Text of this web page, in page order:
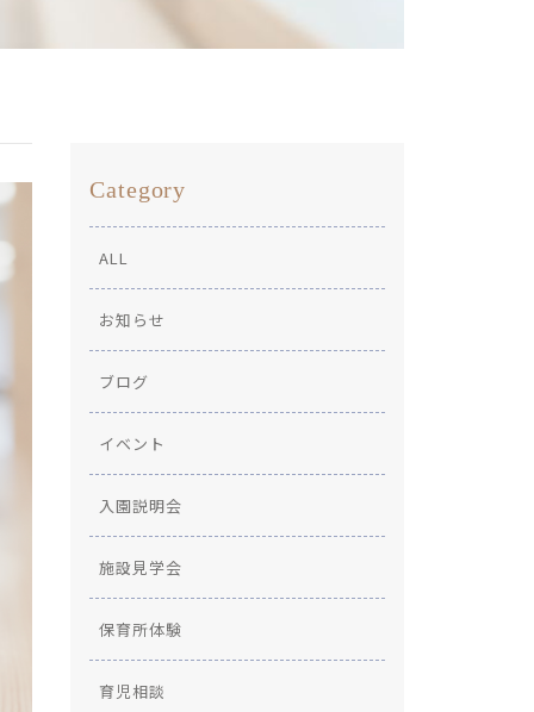
Category
ALL
お知らせ
ブログ
イベント
入園説明会
施設見学会
保育所体験
育児相談